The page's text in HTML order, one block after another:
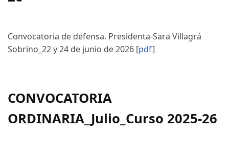
Convocatoria de defensa. Presidenta-Sara Villagrá
Sobrino_22 y 24 de junio de 2026 [pdf]
CONVOCATORIA
ORDINARIA_Julio_Curso 2025-26